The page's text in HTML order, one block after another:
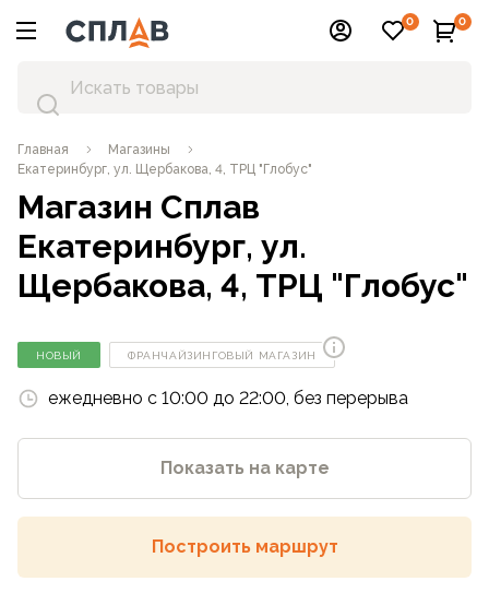
0 0
Главная
Магазины
Екатеринбург, ул. Щербакова, 4, ТРЦ "Глобус"
Магазин Сплав
Екатеринбург, ул.
Щербакова, 4, ТРЦ "Глобус"
НОВЫЙ ФРАНЧАЙЗИНГОВЫЙ МАГАЗИН
ежедневно с 10:00 до 22:00, без перерыва
Показать на карте
Построить маршрут